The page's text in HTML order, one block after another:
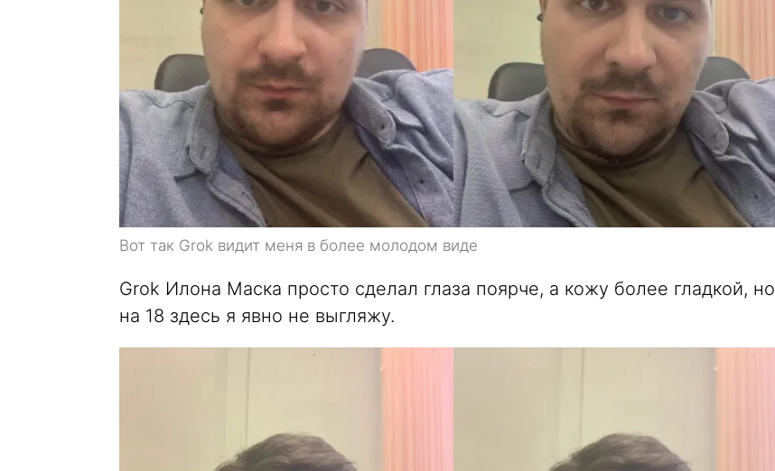
Вот так Grok видит меня в более молодом виде
Grok Илона Маска просто сделал глаза поярче, а кожу более гладкой, но
на 18 здесь я явно не выгляжу.